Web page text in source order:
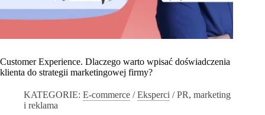
Customer Experience. Dlaczego warto wpisać doświadczenia
klienta do strategii marketingowej firmy?
KATEGORIE: E-commerce /Eksperci /PR, marketing
i reklama